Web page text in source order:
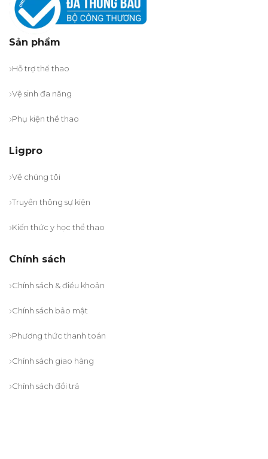
Sản phẩm
Hỗ trợ thể thao
Vệ sinh đa năng
Phụ kiện thể thao
Ligpro
Về chúng tôi
Truyền thông sự kiện
Kiến thức y học thể thao
Chính sách
Chính sách & điều khoản
Chính sách bảo mật
Phương thức thanh toán
Chính sách giao hàng
Chính sách đổi trả